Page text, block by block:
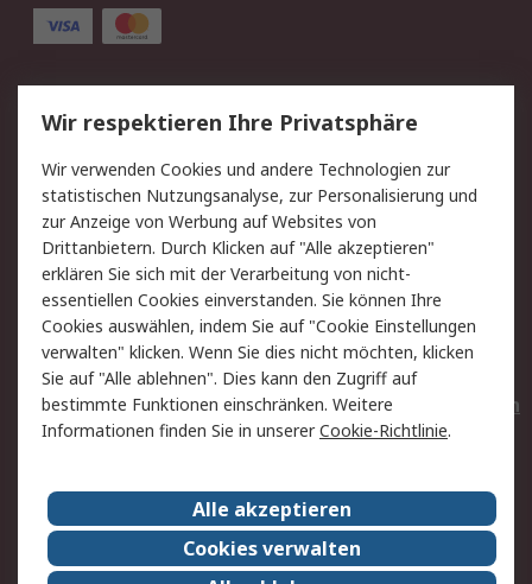
Service
Value Added Services
Lieferlösungen
Rücksendungen
Kontakt
Hilfe
Privatkunden
Rechtliches
AGB
Datenschutz
Cookie-Richtlinie
Zahlungsbedingungen
Copyright/Impressum
Entsorgung
Elektrogeräte/Batterien
RS weltweit
Karriere bei RS
Nachhaltigkeit
Qualität/Umwelt/ZertifikatePresse-Center
Wir respektieren Ihre Privatsphäre
Wir verwenden Cookies und andere Technologien zur
statistischen Nutzungsanalyse, zur Personalisierung und
zur Anzeige von Werbung auf Websites von
Drittanbietern. Durch Klicken auf "Alle akzeptieren"
erklären Sie sich mit der Verarbeitung von nicht-
essentiellen Cookies einverstanden. Sie können Ihre
Cookies auswählen, indem Sie auf "Cookie Einstellungen
verwalten" klicken. Wenn Sie dies nicht möchten, klicken
Sie auf "Alle ablehnen". Dies kann den Zugriff auf
bestimmte Funktionen einschränken. Weitere
Informationen finden Sie in unsererCookie-Richtlinie.
Alle akzeptieren
Cookies verwalten